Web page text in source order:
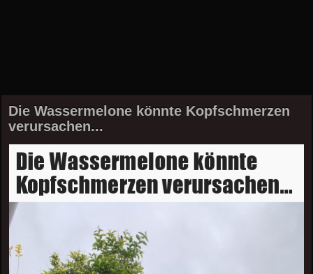
Die Wassermelone könnte Kopfschmerzen
verursachen...